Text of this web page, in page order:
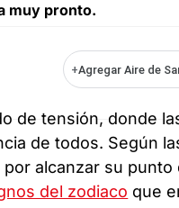
muy pronto.
+Agregar Aire de
de tensión, donde
de todos. Según
alcanzar su punto
del zodiaco que